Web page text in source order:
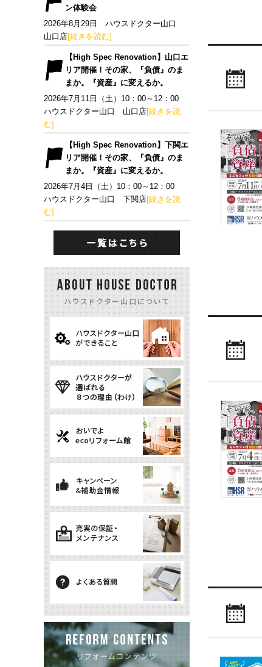
ン体験会
2026年8月29日 ハウスドクター山口
山口店[続きを読む]
【High Spec Renovation】山口エ
リア開催！その家、『負債』のま
まか。『資産』に変えるか。
2026年7月11日（土）10：00～12：00
ハウスドクター山口 山口店[続きを読
む]
【High Spec Renovation】下関エ
リア開催！その家、『負債』のま
まか。『資産』に変えるか。
2026年7月4日（土）10：00～12：00
ハウスドクター山口 下関店[続きを読
む]